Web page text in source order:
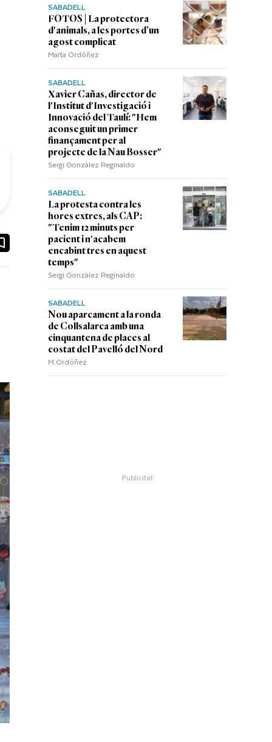
SABADELL
FOTOS | La protectora
d'animals, a les portes d’un
agost complicat
Marta Ordóñez
SABADELL
Xavier Cañas, director de
l'Institut d'Investigació i
Innovació del Taulí: "Hem
aconseguit un primer
finançament per al
projecte de la Nau Bosser"
Sergi Gonzàlez Reginaldo
SABADELL
La protesta contra les
hores extres, als CAP:
"Tenim 12 minuts per
pacient i n'acabem
encabint tres en aquest
temps"
Sergi Gonzàlez Reginaldo
SABADELL
Nou aparcament a la ronda
de Collsalarca amb una
cinquantena de places al
costat del Pavelló del Nord
M.Ordóñez